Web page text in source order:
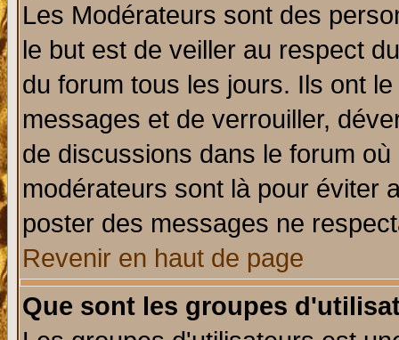
Les Modérateurs sont des
le but est de veiller au respect
du forum tous les jours. Ils ont
messages et de verrouiller,
de discussions dans le forum
modérateurs sont là pour éviter
poster des messages ne
Revenir en haut de page
Que sont les groupes